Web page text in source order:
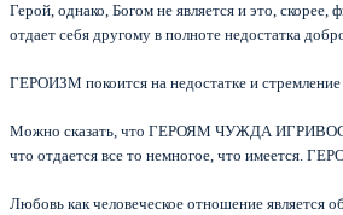
Герой, однако, Богом не является и это, скорее,
отдает себя другому в полноте недостатка
ГЕРОИЗМ покоится на недостатке и стремление
Можно сказать, что ГЕРОЯМ ЧУЖДА ИГРИВОСТЬ
что отдается все то немногое, что
Любовь как человеческое отношение является